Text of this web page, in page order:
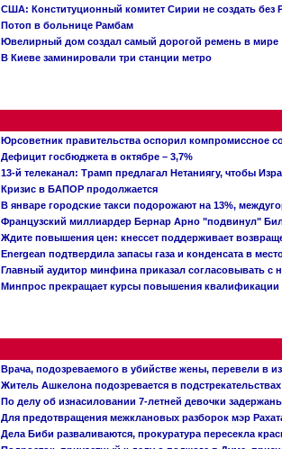
США: Конституционный комитет Сирии не создать без
Потоп в больнице Рамбам
Ювелирный дом создал самый дорогой ремень в мире
В Киеве заминировали три станции метро
Юрсоветник правительства оспорил компромиссное
Дефицит госбюджета в октябре – 3,7%
13-й телеканал: Трамп предлагал Нетаниягу, чтобы
Кризис в БАПОР продолжается
В январе городские такси подорожают на 13%,
Французский миллиардер Бернар Арно "подвинул"
Ждите повышения цен: кнессет поддерживает
Energean подтвердила запасы газа и конденсата в
Главный аудитор минфина приказал согласовывать с
Минпрос прекращает курсы повышения квалификации
Врача, подозреваемого в убийстве жены, перевели в
Житель Ашкелона подозревается в
По делу об изнасиловании 7-летней девочки
Для предотвращения межклановых разборок мэр
Дела Биби разваливаются, прокуратура пересекла